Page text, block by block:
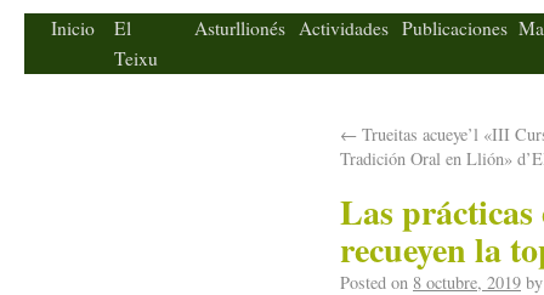
Inicio
El
Teixu
Asturllionés Actividades Publicaciones
← Trueitas acueye’l «III
Tradición Oral en Llión»
Las prácticas
recueyen la
Posted on 8 octubre, 2019 by